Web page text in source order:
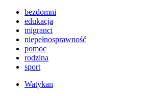
bezdomni
edukacja
migranci
niepełnosprawność
pomoc
rodzina
sport
Watykan